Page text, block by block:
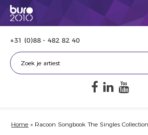
+31 (0)88 - 482 82 40
Home » Racoon Songbook The Singles Collection